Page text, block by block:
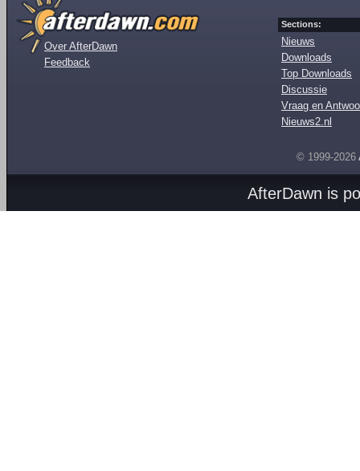
Over AfterDawn
Feedback
Sections:
Nieuws
Downloads
Top Downloads
Discussie
Vraag en
Nieuws2.nl
© 1999-2026
AfterDawn is